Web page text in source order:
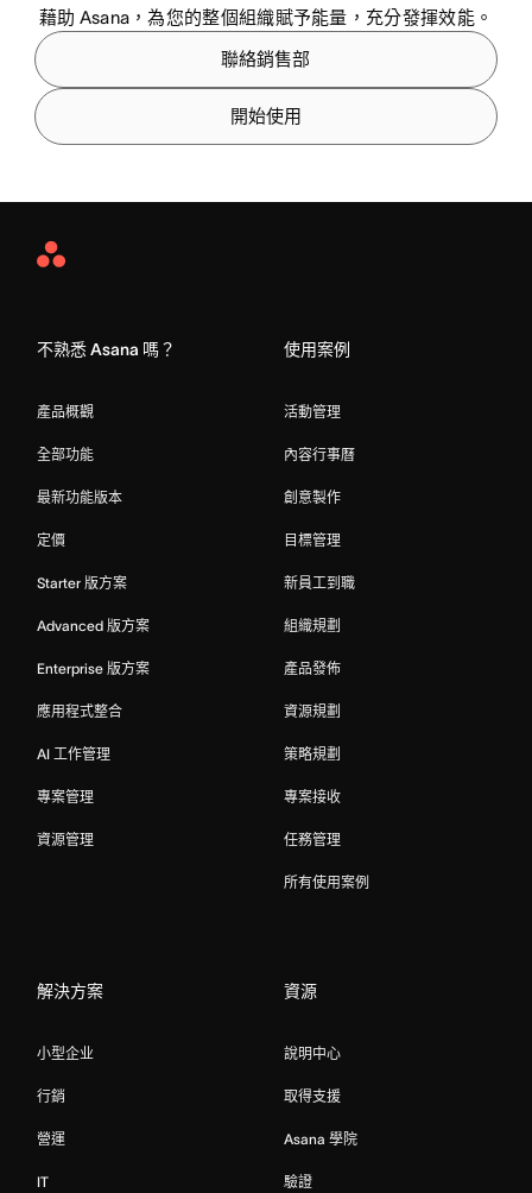
藉助 Asana，為您的整個組織賦予能量，充分發揮效能。
聯絡銷售部
開始使用
Asana
不熟悉 Asana 嗎？
產品概觀
全部功能
最新功能版本
定價
Starter 版方案
Advanced 版方案
Enterprise 版方案
應用程式整合
AI 工作管理
專案管理
資源管理
使用案例
活動管理
內容行事曆
創意製作
目標管理
新員工到職
組織規劃
產品發佈
資源規劃
策略規劃
專案接收
任務管理
所有使用案例
解決方案
小型企业
行銷
營運
IT
資源
說明中心
取得支援
Asana 學院
驗證